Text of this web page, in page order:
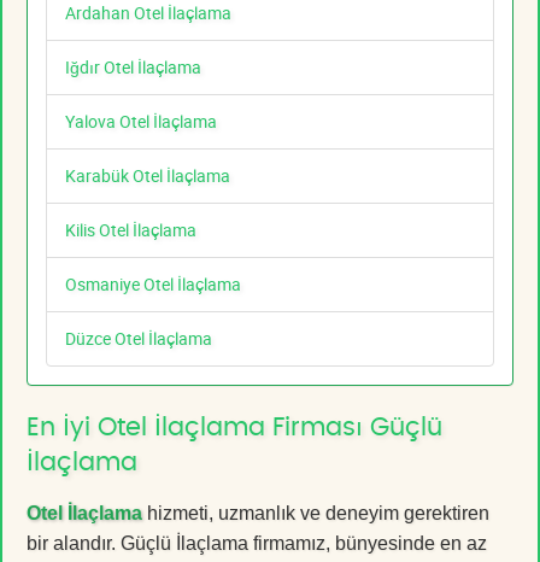
Ardahan Otel İlaçlama
Iğdır Otel İlaçlama
Yalova Otel İlaçlama
Karabük Otel İlaçlama
Kilis Otel İlaçlama
Osmaniye Otel İlaçlama
Düzce Otel İlaçlama
En İyi Otel İlaçlama Firması Güçlü
İlaçlama
Otel İlaçlamahizmeti, uzmanlık ve deneyim gerektiren
bir alandır. Güçlü İlaçlama firmamız, bünyesinde en az